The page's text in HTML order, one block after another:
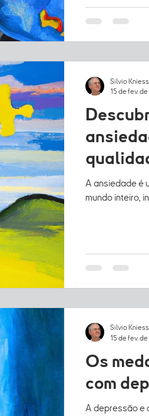
A ansiedade é
mundo inteiro,
Silvio
15 de fev.
Os
com
A depressão e
Silvio
15 de fev.